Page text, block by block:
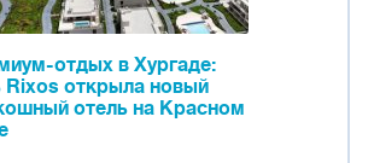
отдых в Хургаде:
Rixos открыла новый
отель на Красном